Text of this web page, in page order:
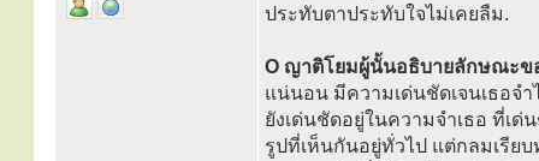
ประทับตาประทับใจไม่เคยลืม.
O ญาติโยมผู้นั้นอธิบายลักษณะขอ
แน่นอน มีความเด่นชัดเจนเธอจ
ยังเด่นชัดอยู่ในความจำเธอ ที่เ
รูปที่เห็นกันอยู่ทั่วไป แต่กลมเรีย